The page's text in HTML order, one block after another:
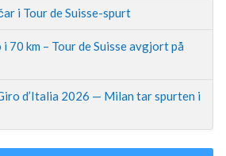
i Tour de Suisse-spurt
70 km – Tour de Suisse avgjort på
d’Italia 2026 — Milan tar spurten i